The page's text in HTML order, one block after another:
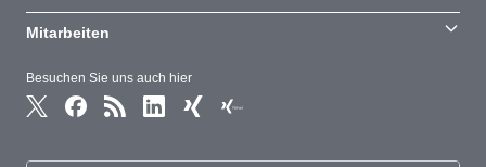
Besuchen Sie uns auch hier
Mitarbeiten